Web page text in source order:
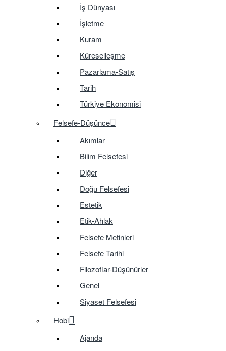
İş Dünyası
İşletme
Kuram
Küreselleşme
Pazarlama-Satış
Tarih
Türkiye Ekonomisi
Felsefe-Düşünce
Akımlar
Bilim Felsefesi
Diğer
Doğu Felsefesi
Estetik
Etik-Ahlak
Felsefe Metinleri
Felsefe Tarihi
Filozoflar-Düşünürler
Genel
Siyaset Felsefesi
Hobi
Ajanda